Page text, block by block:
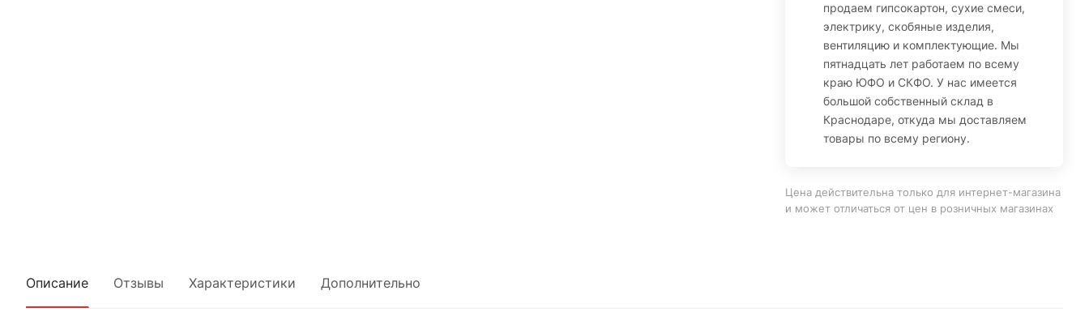
продаем гипсокартон, сухие смеси,
электрику, скобяные изделия,
вентиляцию и комплектующие. Мы
пятнадцать лет работаем по всему
краю ЮФО и СКФО. У нас имеется
большой собственный склад в
Краснодаре, откуда мы доставляем
товары по всему региону.
Цена действительна только для интернет-магазина
и может отличаться от цен в розничных магазинах
Описание Отзывы Характеристики Дополнительно